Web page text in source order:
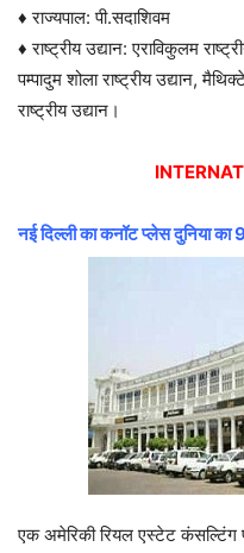
♦ राज्यपाल: पी.सदाशिवम
♦ राष्ट्रीय उद्यान: एराविकुलम
पम्पादुम शोला राष्ट्रीय उद्यान,
राष्ट्रीय उद्यान।
नई दिल्ली का कनॉट प्लेस दुनिया का
एक अमेरिकी रियल एस्टेट कंसल्टिंग